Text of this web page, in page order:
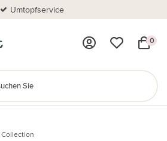
Umtopfservice
0
Collection